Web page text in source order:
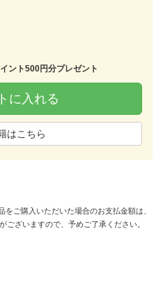
ント500円分プレゼント
に入れる
はこちら
ご購入いただいた場合のお支払金額は、
ございますので、予めご了承ください。